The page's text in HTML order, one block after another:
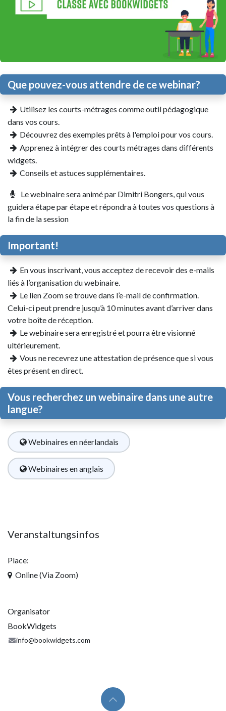
Que pouvez-vous attendre de ce webinar?
Utilisez les courts-métrages comme outil pédagogique
dans vos cours.
Découvrez des exemples prêts à l'emploi pour vos cours.
Apprenez à intégrer des courts métrages dans différents
widgets.
Conseils et astuces supplémentaires.
Le webinaire sera animé par Dimitri Bongers, qui vous
guidera étape par étape et répondra à toutes vos questions à
la fin de la session
Important!
En vous inscrivant, vous acceptez de recevoir des e-mails
liés à l’organisation du webinaire.
Le lien Zoom se trouve dans l’e-mail de confirmation.
Celui-ci peut prendre jusqu’à 10 minutes avant d’arriver dans
votre boîte de réception.
Le webinaire sera enregistré et pourra être visionné
ultérieurement.
Vous ne recevrez une attestation de présence que si vous
êtes présent en direct.
Vous recherchez un webinaire dans une autre
langue?
Webinaires en néerlandais
Webinaires en anglais
Veranstaltungsinfos
Place:
Online (Via Zoom)
Organisator
BookWidgets
info@bookwidgets.com